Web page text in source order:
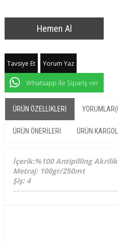
Tavsiye Et Yorum Yaz
Whatsapp İle Sipariş ver
ÜRÜN ÖZELLIKLERI YORUMLAR
ÜRÜN ÖNERILERI ÜRÜN
İçerik:%100 Antipilling Akrilik
Metraj: 100gr/250mt
Şiş: 4